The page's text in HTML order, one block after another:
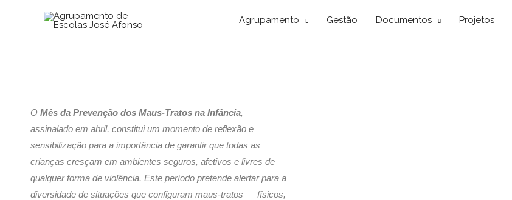
Agrupamento Gestão Documentos Projetos
O Mês da Prevenção dos Maus‑Tratos na Infância,
assinalado em abril, constitui um momento de reflexão e
sensibilização para a importância de garantir que todas as
crianças cresçam em ambientes seguros, afetivos e livres de
qualquer forma de violência. Este período pretende alertar para a
diversidade de situações que configuram maus‑tratos — físicos,